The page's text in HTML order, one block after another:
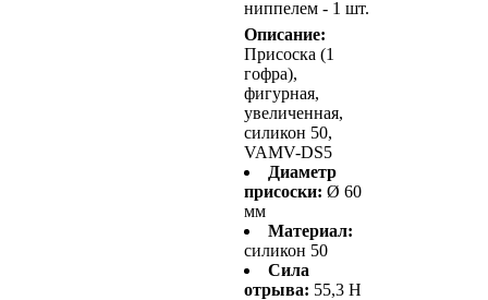
ниппелем - 1 шт.
Описание:
Присоска (1
гофра),
фигурная,
увеличенная,
силикон 50,
VAMV-DS5
Диаметр
присоски: Ø 60
мм
Материал:
силикон 50
Сила
отрыва: 55,3 Н